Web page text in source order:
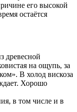
его высокой
остаётся
древесной
на ощупь, за
В холод вискоза
Хорошо
в том числе и в